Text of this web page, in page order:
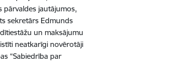
pārvaldes jautājumos,
sekretārs Edmunds
un maksājumu
neatkarīgi novērotāji
“Sabiedrība par